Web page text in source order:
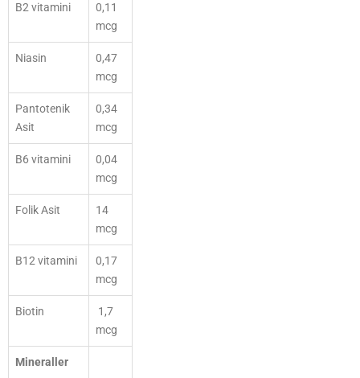
B2 vitamini
0,11
mcg
Niasin
0,47
mcg
Pantotenik
Asit
0,34
mcg
B6 vitamini
0,04
mcg
Folik Asit
14
mcg
B12 vitamini
0,17
mcg
Biotin
1,7
mcg
Mineraller